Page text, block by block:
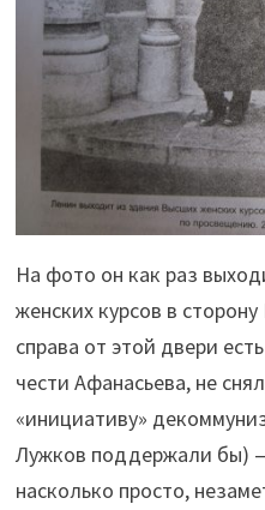
На фото он как раз
женских курсов в
справа от этой двери
чести Афанасьева, не
«инициативу»
Лужков поддержали бы)
насколько просто,